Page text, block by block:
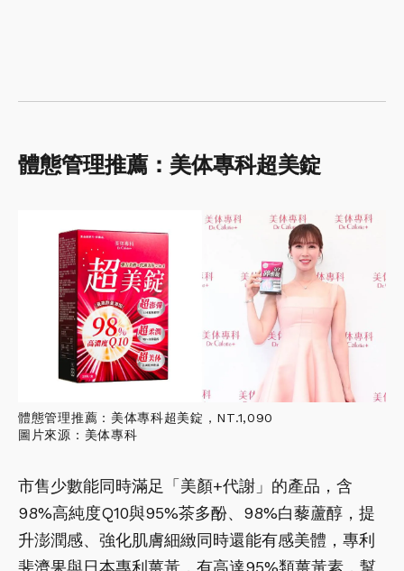
體態管理推薦：美体專科超美錠
體態管理推薦：美体專科超美錠，NT.1,090
圖片來源：美体專科
市售少數能同時滿足「美顏+代謝」的產品，含
98%高純度Q10與95%茶多酚、98%白藜蘆醇，提
升澎潤感、強化肌膚細緻同時還能有感美體，專利
斐濟果與日本專利薑黃，有高達95%類薑黃素，幫